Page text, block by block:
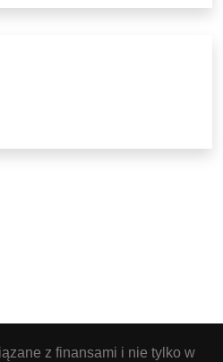
z finansami i nie tylko w